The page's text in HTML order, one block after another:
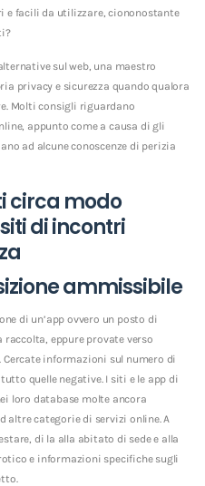
e facili da utilizzare, ciononostante
sul web, una maestro
privacy e sicurezza quando qualora
Molti consigli riguardano
appunto come a causa di gli
ad alcune conoscenze di perizia
circa modo
di incontri
ammissibile
di un’app ovvero un posto di
eppure provate verso
informazioni sul numero di
quelle negative. I siti e le app di
loro database molte ancora
categorie di servizi online. A
di la alla abitato di sede e alla
e informazioni specifiche sugli